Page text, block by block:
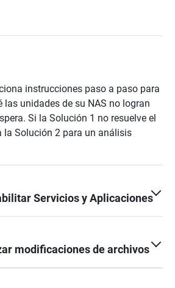
instrucciones paso a paso para
unidades de su NAS no logran
Si la Solución 1 no resuelve el
la Solución 2 para un análisis
Servicios y Aplicaciones
modificaciones de archivos